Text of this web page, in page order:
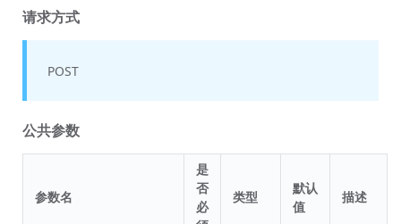
请求方式
POST
公共参数
参数名
是
否
必
类型
默认
值
描述